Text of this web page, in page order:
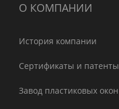
О КОМПАНИИ
История компании
Сертификаты и патенты
Завод пластиковых окон